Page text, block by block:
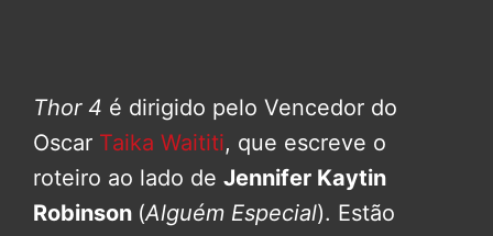
Thor 4 é dirigido pelo Vencedor do
Oscar Taika Waititi, que escreve o
roteiro ao lado de Jennifer Kaytin
Robinson (Alguém Especial). Estão